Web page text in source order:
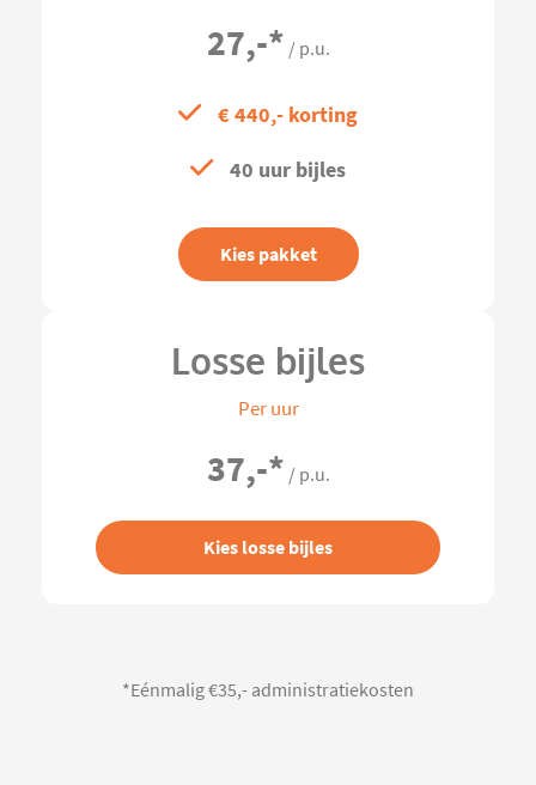
27,-* / p.u.
€ 440,- korting
40 uur bijles
Kies pakket
Losse bijles
Per uur
37,-* / p.u.
Kies losse bijles
*Eénmalig €35,- administratiekosten